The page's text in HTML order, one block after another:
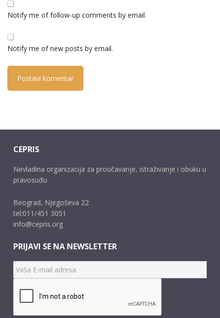
Notify me of follow-up comments by email.
Notify me of new posts by email.
CEPRIS
Nevladina organizacija za proučavanje, istraživanje i obuku u
pravosuđu
Beograd, Njegoševa 22
tel:011/451 3051
info@cepris.org
PRIJAVI SE NA NEWSLETTER